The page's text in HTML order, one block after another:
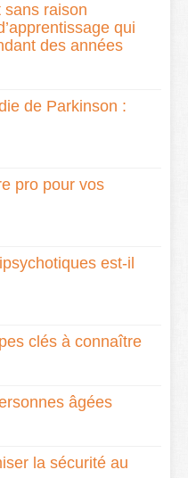
sans raison
qui
des années
de Parkinson :
pro pour vos
est-il
clés à connaître
âgées
la sécurité au